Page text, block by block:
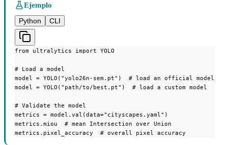
Ejemplo
Python
CLI
from ultralytics import YOLO
# Load a model
model = YOLO("yolo26n-sem.pt")  # load an official model
model = YOLO("path/to/best.pt")  # load a custom model
# Validate the model
metrics = model.val(data="cityscapes.yaml")
metrics.miou  # mean Intersection over Union
metrics.pixel_accuracy  # overall pixel accuracy